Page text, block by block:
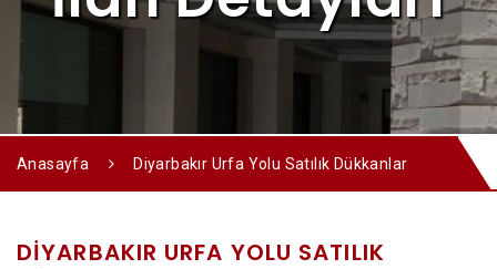
Anasayfa Diyarbakır Urfa Yolu Satılık Dükkanlar
DIYARBAKIR URFA YOLU SATILIK